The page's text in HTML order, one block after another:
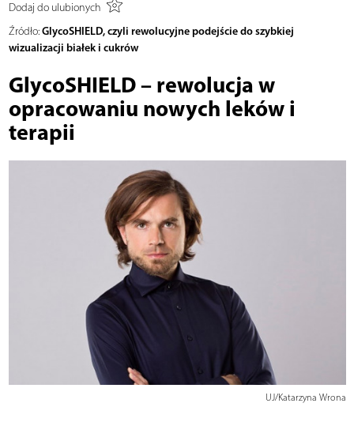
Dodaj do ulubionych
Źródło: GlycoSHIELD, czyli rewolucyjne podejście do szybkiej
wizualizacji białek i cukrów
GlycoSHIELD – rewolucja w
opracowaniu nowych leków i
terapii
UJ/Katarzyna Wrona